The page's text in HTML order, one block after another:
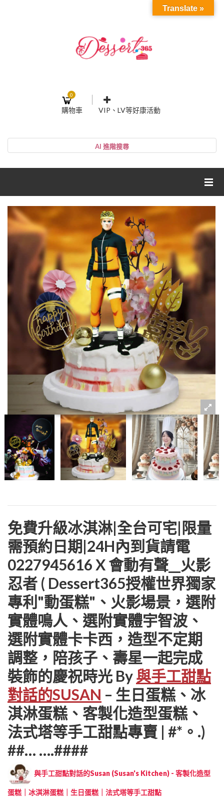
0
購物車 VIP、LV等好康活動
帳號
記住我
忘記密碼 註冊
網紅媽咪蛋糕心得分享
粉絲好康
加入甜點廚師接單平台
免費升級冰淇淋|全台可宅|限量
需預約日期|24H內到貨請電
0227945616 X 會動有聲__火影
忍者 ( Dessert365授權世界獨家
專利"動蛋糕"、火影場景，選附
實體鳴人、選附實體宇智波、
選附實體卡卡西，造型不定期
調整，陪孩子、壽星一起完成
裝飾的慶祝時光 By與手工甜點
對話的SUSAN – 生日蛋糕、冰
淇淋蛋糕、客製化造型蛋糕、
法式塔等手工甜點專賣 | #*。.)
##… ….####
與手工甜點對話的Susan (Susan's Kitchen) - 客製化造型
蛋糕｜冰淇淋蛋糕｜生日蛋糕｜法式塔等手工甜點
Translate »